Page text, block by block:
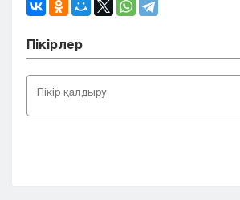
Пікірлер